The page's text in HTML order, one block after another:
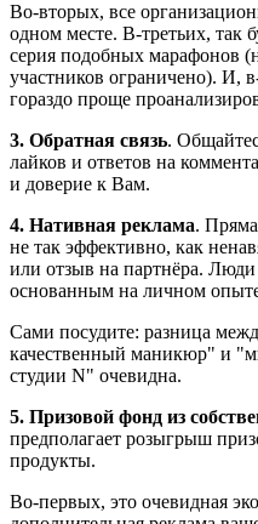
Во-вторых, все
одном месте. В-третьих, так
серия подобных марафонов
участников ограничено). И,
гораздо проще
3. Обратная связь.
лайков и ответов на
и доверие к Вам.
4. Нативная реклама.
не так эффективно, как
или отзыв на партнёра.
основанным на личном
Сами посудите: разница
качественный маникюр" и
студии N" очевидна.
5. Призовой фонд из
предполагает розыгрыш
продукты.
Во-первых, это очевидная